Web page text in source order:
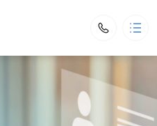
Людмила Викторовна